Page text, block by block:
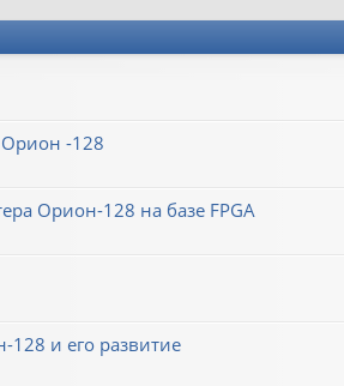
Орион -128
Орион-128 на базе FPGA
и его развитие